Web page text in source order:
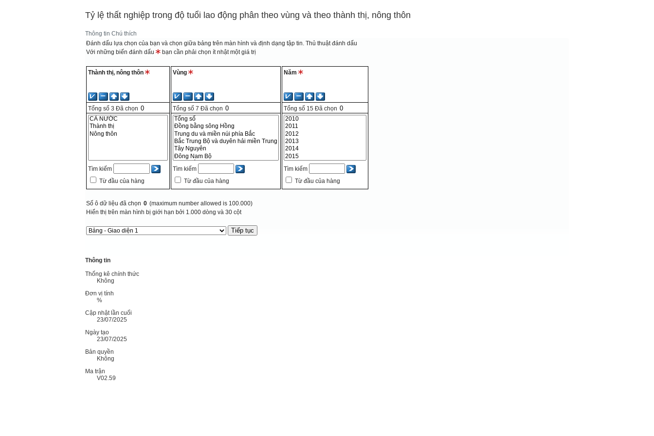
Tỷ lệ thất nghiệp trong độ tuổi lao động phân theo vùng và theo thành thị, nông thôn
Thông tin Chú thích
Đánh dấu lựa chọn của bạn và chọn giữa bảng trên màn hình và định dạng tập tin.Thủ thuật đánh dấu
Với những biến đánh dấu
bạn cần phải chọn ít nhật một giá trị
Thành thị, nông thôn
Tổng số 3 Đã chọn
Tìm kiếm
Từ đầu của hàng
Vùng
Tổng số 7 Đã chọn
Tìm kiếm
Từ đầu của hàng
Năm
Tổng số 15 Đã chọn
Tìm kiếm
Từ đầu của hàng
Số ô dữ liệu đã chọn 0 (maximum number allowed is 100.000)
Hiển thị trên màn hình bị giới hạn bởi 1.000 dòng và 30 cột
Thông tin
Thống kê chính thức
Không
Đơn vị tính
%
Cập nhật lần cuối
23/07/2025
Ngày tạo
23/07/2025
Bản quyền
Không
Ma trận
V02.59